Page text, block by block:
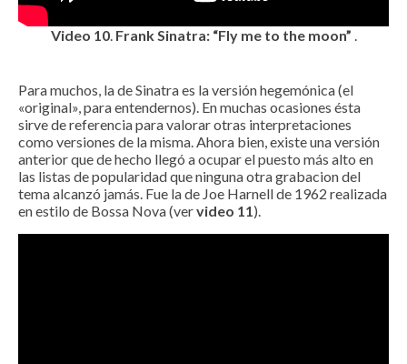
Video 10. Frank Sinatra: “Fly me to the moon”
Para muchos, la de Sinatra es la versión hegemónica (el
«original», para entendernos). En muchas ocasiones ésta
sirve de referencia para valorar otras interpretaciones
como versiones de la misma. Ahora bien, existe una versión
anterior que de hecho llegó a ocupar el puesto más alto en
las listas de popularidad que ninguna otra grabacion del
tema alcanzó jamás. Fue la de Joe Harnell de 1962 realizada
en estilo de Bossa Nova (vervideo 11 ).